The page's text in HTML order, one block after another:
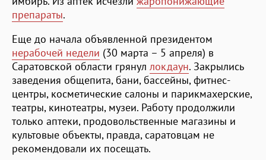
препараты.
Еще до начала объявленной президентом
нерабочей недели (30 марта – 5 апреля) в
Саратовской области грянул локдаун. Закрылись
заведения общепита, бани, бассейны, фитнес-
центры, косметические салоны и парикмахерские,
театры, кинотеатры, музеи. Работу продолжили
только аптеки, продовольственные магазины и
культовые объекты, правда, саратовцам не
рекомендовали их посещать.